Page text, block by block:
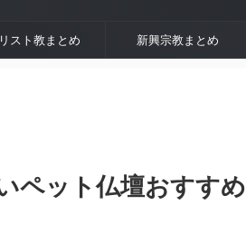
スト教まとめ 新興宗教まとめ
ペット仏壇おすすめ